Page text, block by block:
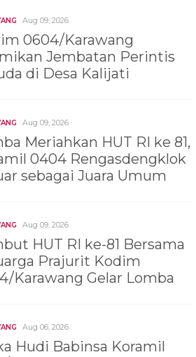
Aug 09, 2026
0604/Karawang
Jembatan Perintis
di Desa Kalijati
Aug 09, 2026
Meriahkan HUT RI ke 81,
0404 Rengasdengklok
sebagai Juara Umum
Aug 09, 2026
HUT RI ke-81 Bersama
Prajurit Kodim
Karawang Gelar Lomba
Aug 06, 2026
Hudi Babinsa Koramil